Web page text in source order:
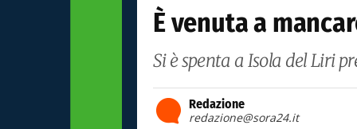
È venuta a
Si è spenta a Isola del Liri
Redazione
redazione@sora24.it